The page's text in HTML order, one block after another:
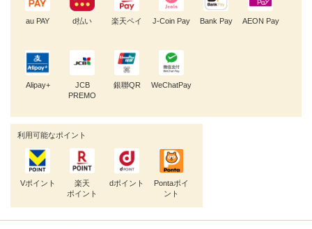
au PAY d払い 楽天ペイ J-Coin Pay Bank Pay AEON Pay
Alipay+
JCB
PREMO
銀聯QR WeChatPay
利用可能なポイント
Vポイント
楽天
ポイント
dポイント
Pontaポイ
ント